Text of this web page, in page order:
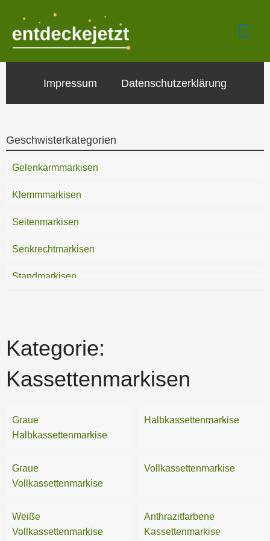
springen
Geschwisterkategorien
Gelenkarmmarkisen
Klemmmarkisen
Seitenmarkisen
Senkrechtmarkisen
Standmarkisen
Kategorie:
Kassettenmarkisen
Graue
Halbkassettenmarkise
Halbkassettenmarkise
Graue
Vollkassettenmarkise
Vollkassettenmarkise
Weiße
Vollkassettenmarkise
Anthrazitfarbene
Kassettenmarkise
Impressum Datenschutzerklärung